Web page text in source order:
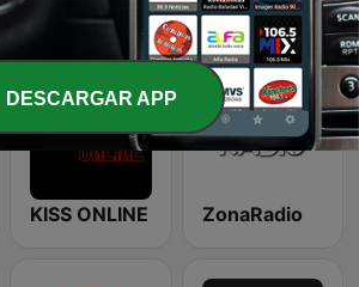
W Radio Querétaro
KISS ONLINE ZonaRadio
DESCARGAR APP